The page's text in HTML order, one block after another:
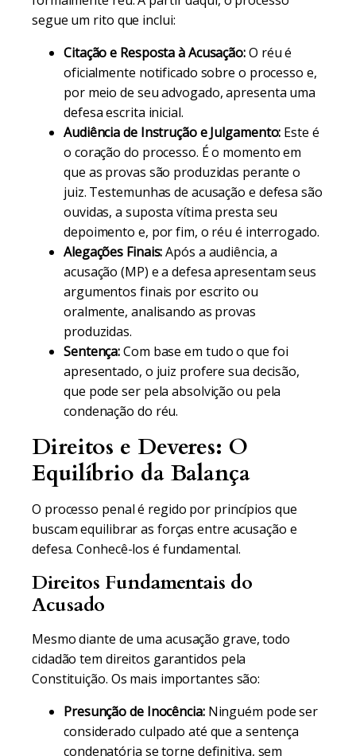
segue um rito que inclui:
Citação e Resposta à Acusação:O réu é
oficialmente notificado sobre o processo e,
por meio de seu advogado, apresenta uma
defesa escrita inicial.
Audiência de Instrução e Julgamento: Este é
o coração do processo. É o momento em
que as provas são produzidas perante o
juiz. Testemunhas de acusação e defesa são
ouvidas, a suposta vítima presta seu
depoimento e, por fim, o réu é interrogado.
Alegações Finais:Após a audiência, a
acusação (MP) e a defesa apresentam seus
argumentos finais por escrito ou
oralmente, analisando as provas
produzidas.
Sentença:Com base em tudo o que foi
apresentado, o juiz profere sua decisão,
que pode ser pela absolvição ou pela
condenação do réu.
Direitos e Deveres: O
Equilíbrio da Balança
O processo penal é regido por princípios que
buscam equilibrar as forças entre acusação e
defesa. Conhecê-los é fundamental.
Direitos Fundamentais do
Acusado
Mesmo diante de uma acusação grave, todo
cidadão tem direitos garantidos pela
Constituição. Os mais importantes são:
Presunção de Inocência:Ninguém pode ser
considerado culpado até que a sentença
condenatória se torne definitiva, sem